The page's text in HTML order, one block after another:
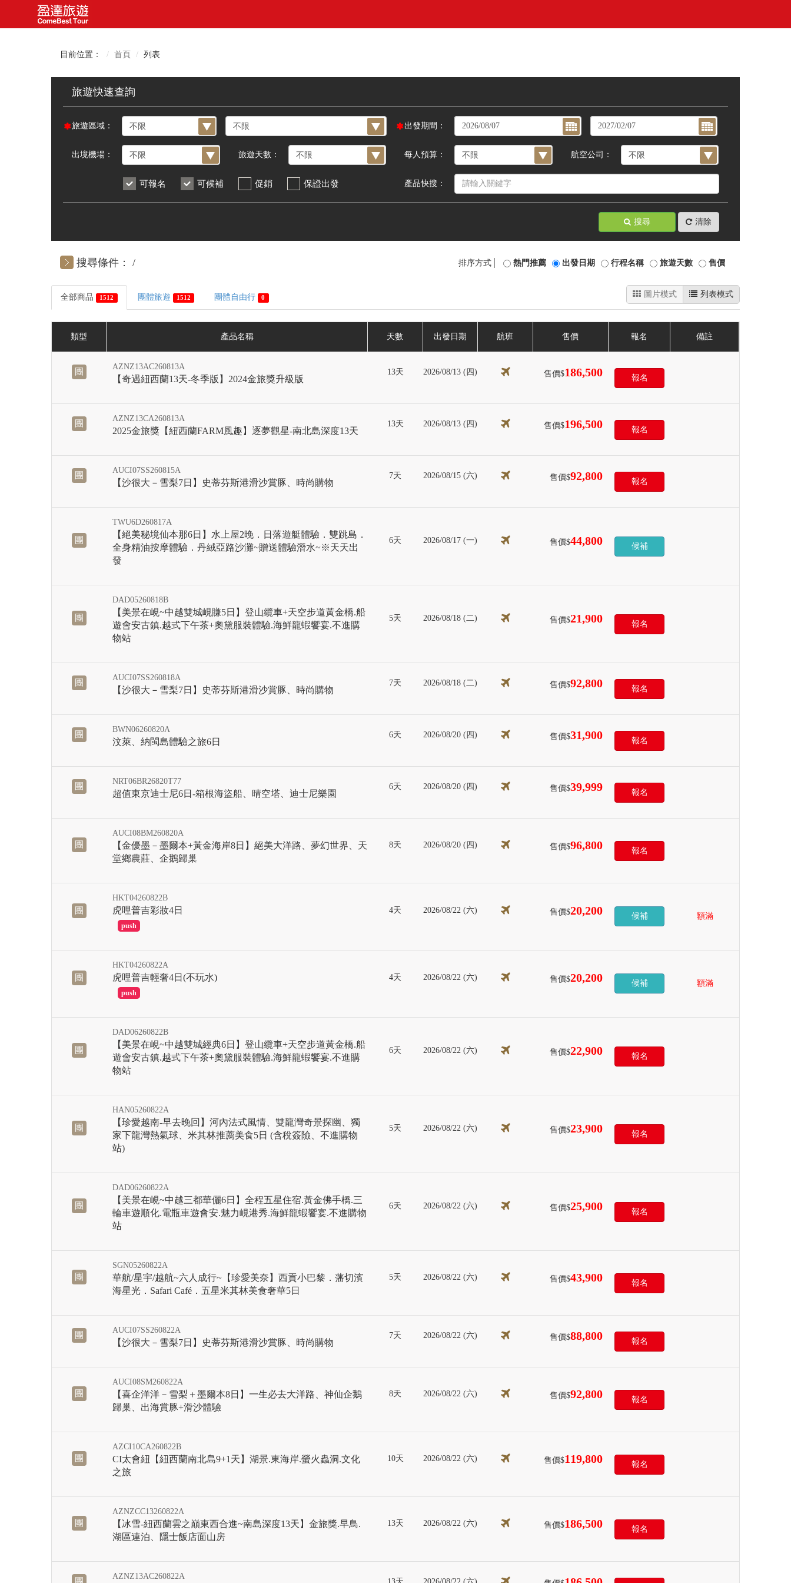
目前位置： 首頁 列表
旅遊區域： 出發期間：
出境機場： 旅遊天數： 每人預算： 航空公司：
可報名 可候補 促銷 保證出發 產品快搜：
搜尋 清除
搜尋條件： 排序方式│ 熱門推薦 出發日期 行程名稱 旅遊天數 售價
全部商品 1512 團體旅遊 1512 團體自由行 0 圖片模式 列表模式
類型 產品名稱 天數 出發日期 航班 售價 報名 備註
團
AZNZ13AC260813A
【奇遇紐西蘭13天-冬季版】2024金旅獎升級版
13天 2026/08/13 (四) 售價$186,500 報名
團
AZNZ13CA260813A
2025金旅獎【紐西蘭FARM風趣】逐夢觀星-南北島深度13天
13天 2026/08/13 (四) 售價$196,500 報名
團
AUCI07SS260815A
【沙很大－雪梨7日】史蒂芬斯港滑沙賞豚、時尚購物
7天 2026/08/15 (六) 售價$92,800 報名
團
TWU6D260817A
【絕美秘境仙本那6日】水上屋2晚．日落遊艇體驗．雙跳島．
全身精油按摩體驗．丹絨亞路沙灘~贈送體驗潛水~※天天出
發
6天 2026/08/17 (一) 售價$44,800 候補
團
DAD05260818B
【美景在峴~中越雙城峴賺5日】登山纜車+天空步道黃金橋.船
遊會安古鎮.越式下午茶+奧黛服裝體驗.海鮮龍蝦饗宴.不進購
物站
5天 2026/08/18 (二) 售價$21,900 報名
團
AUCI07SS260818A
【沙很大－雪梨7日】史蒂芬斯港滑沙賞豚、時尚購物
7天 2026/08/18 (二) 售價$92,800 報名
團
BWN06260820A
汶萊、納閩島體驗之旅6日
6天 2026/08/20 (四) 售價$31,900 報名
團
NRT06BR26820T77
超值東京迪士尼6日-箱根海盜船、晴空塔、迪士尼樂園
6天 2026/08/20 (四) 售價$39,999 報名
團
AUCI08BM260820A
【金優墨－墨爾本+黃金海岸8日】絕美大洋路、夢幻世界、天
堂鄉農莊、企鵝歸巢
8天 2026/08/20 (四) 售價$96,800 報名
團
HKT04260822B
虎哩普吉彩妝4日 4天 2026/08/22 (六) 售價$20,200 候補 額滿
團
HKT04260822A
虎哩普吉輕奢4日(不玩水) 4天 2026/08/22 (六) 售價$20,200 候補 額滿
團
DAD06260822B
【美景在峴~中越雙城經典6日】登山纜車+天空步道黃金橋.船
遊會安古鎮.越式下午茶+奧黛服裝體驗.海鮮龍蝦饗宴.不進購
物站
6天 2026/08/22 (六) 售價$22,900 報名
團
HAN05260822A
【珍愛越南-早去晚回】河內法式風情、雙龍灣奇景探幽、獨
家下龍灣熱氣球、米其林推薦美食5日 (含稅簽險、不進購物
站)
5天 2026/08/22 (六) 售價$23,900 報名
團
DAD06260822A
【美景在峴~中越三都華儷6日】全程五星住宿.黃金佛手橋.三
輪車遊順化.電瓶車遊會安.魅力峴港秀.海鮮龍蝦饗宴.不進購物
站
6天 2026/08/22 (六) 售價$25,900 報名
團
SGN05260822A
華航/星宇/越航~六人成行~【珍愛美奈】西貢小巴黎．藩切濱
海星光．Safari Café．五星米其林美食奢華5日
5天 2026/08/22 (六) 售價$43,900 報名
團
AUCI07SS260822A
【沙很大－雪梨7日】史蒂芬斯港滑沙賞豚、時尚購物
7天 2026/08/22 (六) 售價$88,800 報名
團
AUCI08SM260822A
【喜企洋洋－雪梨＋墨爾本8日】一生必去大洋路、神仙企鵝
歸巢、出海賞豚+滑沙體驗
8天 2026/08/22 (六) 售價$92,800 報名
團
AZCI10CA260822B
CI太會紐【紐西蘭南北島9+1天】湖景.東海岸.螢火蟲洞.文化
之旅
10天 2026/08/22 (六) 售價$119,800 報名
團
AZNZCC13260822A
【冰雪-紐西蘭雲之巔東西合進~南島深度13天】金旅獎.早鳥.
湖區連泊、隱士飯店面山房
13天 2026/08/22 (六) 售價$186,500 報名
AZNZ13AC260822A
13天 2026/08/22 (六)